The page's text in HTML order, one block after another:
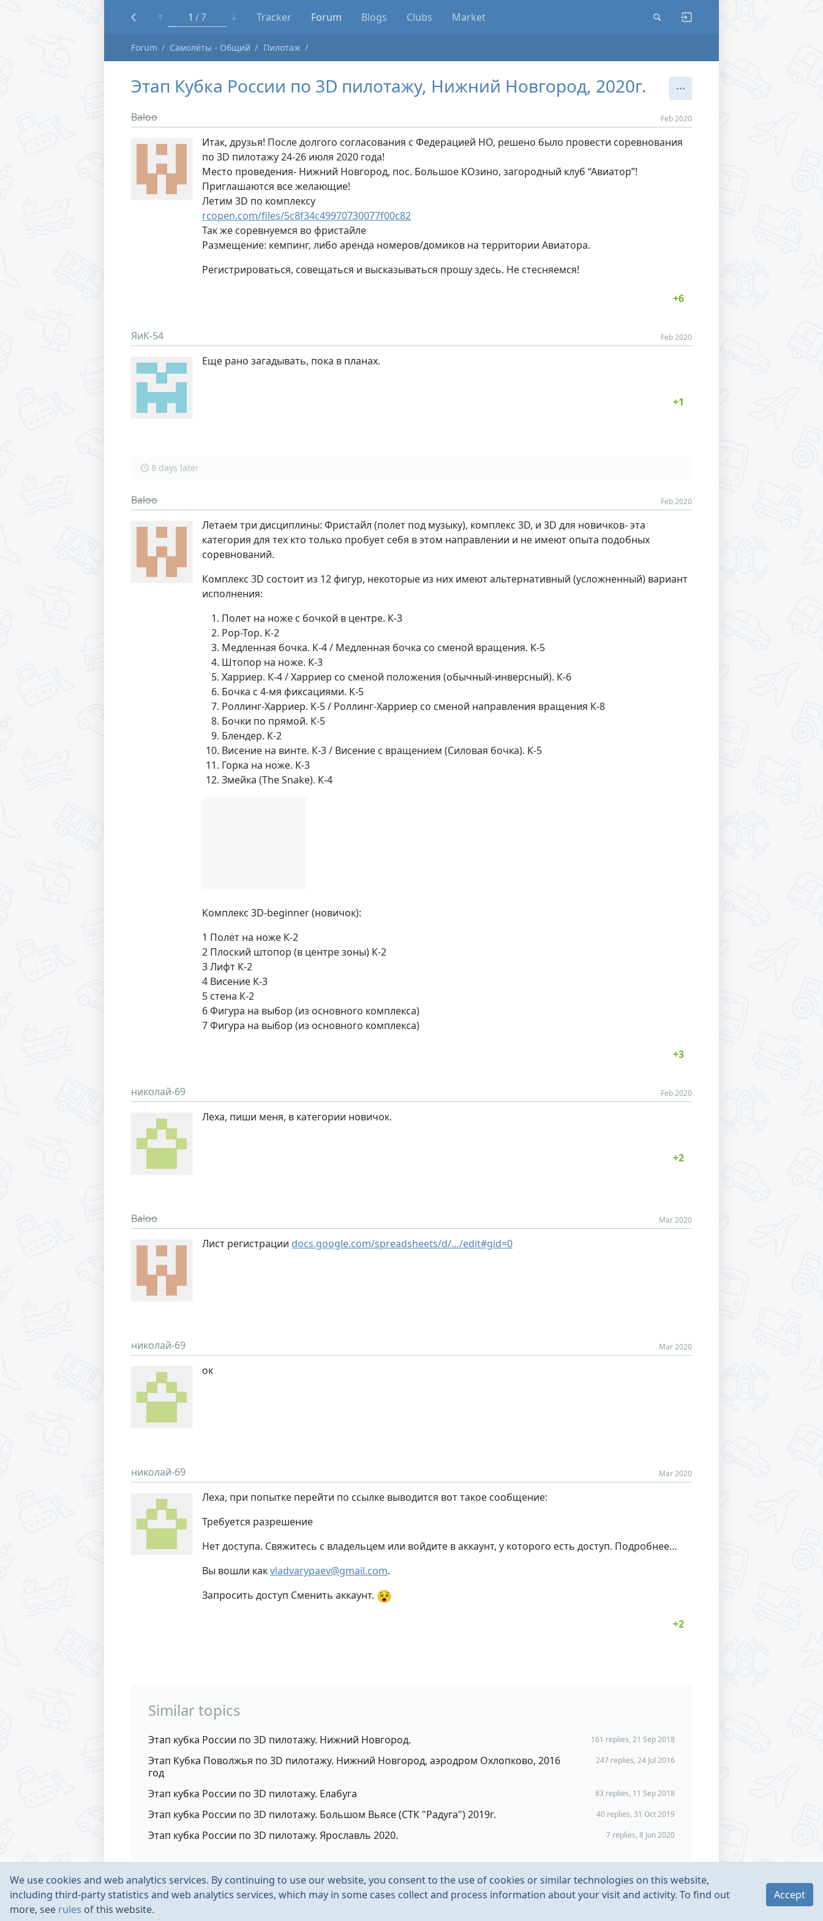
1 7 Tracker Forum Blogs Clubs Market
Forum Самолёты - Общий Пилотаж
Этап Кубка России по 3D пилотажу, Нижний Новгород, 2020г.
Baloo Feb 2020
Итак, друзья! После долгого согласования с Федерацией НО, решено было провести соревнования
по 3D пилотажу 24-26 июля 2020 года!
Место проведения- Нижний Новгород, пос. Большое КОзино, загородный клуб “Авиатор”!
Приглашаются все желающие!
Летим 3D по комплексу
rcopen.com/files/5c8f34c49970730077f00c82
Так же соревнуемся во фристайле
Размещение: кемпинг, либо аренда номеров/домиков на территории Авиатора.
Регистрироваться, совещаться и высказываться прошу здесь. Не стесняемся!
ЯиК-54 Feb 2020
Еще рано загадывать, пока в планах.
8 days later
Baloo Feb 2020
Летаем три дисциплины: Фристайл (полет под музыку), комплекс 3D, и 3D для новичков- эта
категория для тех кто только пробует себя в этом направлении и не имеют опыта подобных
соревнований.
Комплекс 3D состоит из 12 фигур, некоторые из них имеют альтернативный (усложненный) вариант
исполнения:
Полет на ноже с бочкой в центре. К-3
Pop-Top. К-2
Медленная бочка. К-4 / Медленная бочка со сменой вращения. К-5
Штопор на ноже. К-3
Харриер. К-4 / Харриер со сменой положения (обычный-инверсный). К-6
Бочка с 4-мя фиксациями. К-5
Роллинг-Харриер. К-5 / Роллинг-Харриер со сменой направления вращения К-8
Бочки по прямой. К-5
Блендер. К-2
Висение на винте. К-3 / Висение с вращением (Силовая бочка). К-5
Горка на ноже. К-3
Змейка (The Snake). К-4
Комплекс 3D-beginner (новичок):
1 Полёт на ноже К-2
2 Плоский штопор (в центре зоны) К-2
3 Лифт К-2
4 Висение К-3
5 стена К-2
6 Фигура на выбор (из основного комплекса)
7 Фигура на выбор (из основного комплекса)
николай-69 Feb 2020
Леха, пиши меня, в категории новичок.
Baloo Mar 2020
Лист регистрации docs.google.com/spreadsheets/d/…/edit#gid=0
николай-69 Mar 2020
ок
николай-69 Mar 2020
Леха, при попытке перейти по ссылке выводится вот такое сообщение:
Требуется разрешение
Нет доступа. Свяжитесь с владельцем или войдите в аккаунт, у которого есть доступ. Подробнее…
Вы вошли какvladvarypaev@gmail.com.
Запросить доступ Сменить аккаунт. 😵
Similar topics
Этап кубка России по 3D пилотажу. Нижний Новгород. 161 replies, 21 Sep 2018
Этап Кубка Поволжья по 3D пилотажу. Нижний Новгород, аэродром Охлопково, 2016
год
247 replies, 24 Jul 2016
Этап кубка России по 3D пилотажу. Елабуга 83 replies, 11 Sep 2018
Этап кубка России по 3D пилотажу. Большом Вьясе (СТК "Радуга") 2019г. 40 replies, 31 Oct 2019
Этап кубка России по 3D пилотажу. Ярославль 2020. 7 replies, 8 Jun 2020
Rules
We use cookies and web analytics services. By continuing to use our website, you consent to the use of cookies or similar technologies on this website,
including third-party statistics and web analytics services, which may in some cases collect and process information about your visit and activity. To find out
more, see rules of this website.
Accept